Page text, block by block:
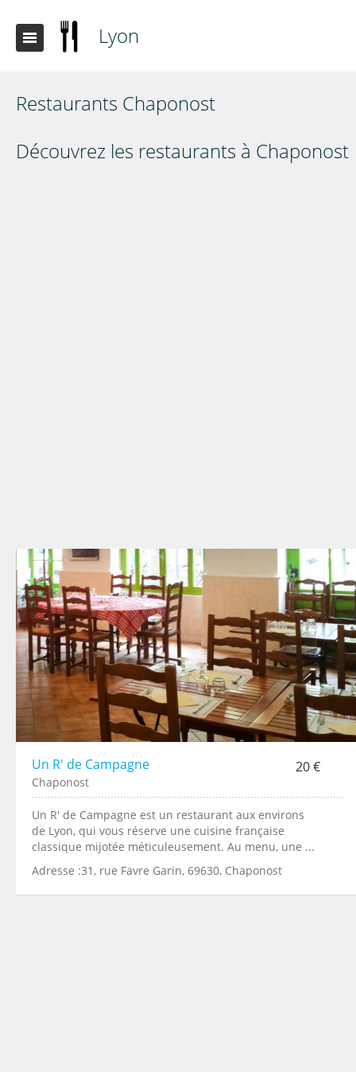
Lyon
Restaurants Chaponost
Découvrez les restaurants à Chaponost
Un R' de Campagne 20 €
Chaponost
Un R' de Campagne est un restaurant aux environs
de Lyon, qui vous réserve une cuisine française
classique mijotée méticuleusement. Au menu, une ...
Adresse :31, rue Favre Garin, 69630, Chaponost